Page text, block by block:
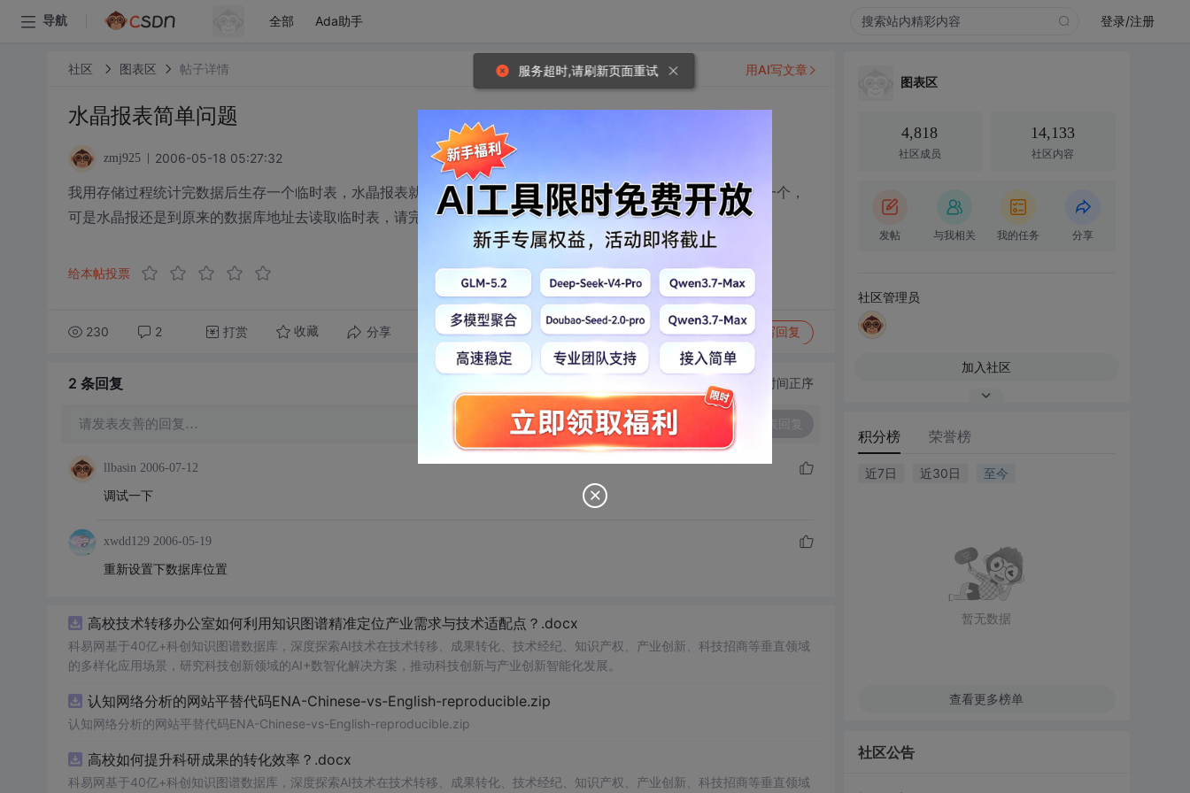
导航 全部 Ada助手 登录/注册
社区 图表区 帖子详情
水晶报表简单问题
zmj925 2006-05-18 05:27:32
我用存储过程统计完数据后生存一个临时表，水晶报表就用了这个生成的临时表，可是我链接的数据库地址换了一个，
可是水晶报还是到原来的数据库地址去读取临时表，请完这是怎么回事。
给本帖投票
230 2 打赏 收藏 分享 转发到动态 举报 写回复
用AI写文章
2 条回复 切换为时间正序
请发表友善的回复…
llbasin 2006-07-12
调试一下
xwdd129 2006-05-19
重新设置下数据库位置
高校技术转移办公室如何利用知识图谱精准定位产业需求与技术适配点？.docx
科易网基于40亿+科创知识图谱数据库，深度探索AI技术在技术转移、成果转化、技术经纪、知识产权、产业创新、科技招商等垂直领域
的多样化应用场景，研究科技创新领域的AI+数智化解决方案，推动科技创新与产业创新智能化发展。
认知网络分析的网站平替代码ENA-Chinese-vs-English-reproducible.zip
认知网络分析的网站平替代码ENA-Chinese-vs-English-reproducible.zip
高校如何提升科研成果的转化效率？.docx
科易网基于40亿+科创知识图谱数据库，深度探索AI技术在技术转移、成果转化、技术经纪、知识产权、产业创新、科技招商等垂直领域
图表区
4,818
社区成员
14,133
社区内容
发帖 与我相关 我的任务 分享
社区管理员
加入社区
积分榜 荣誉榜
近7日 近30日 至今
暂无数据
查看更多榜单
社区公告
服务超时,请刷新页面重试